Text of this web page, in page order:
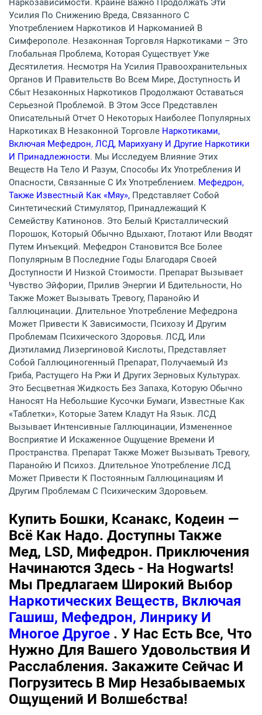
Наркозависимости. Крайне Важно Продолжать Эти
Усилия По Снижению Вреда, Связанного С
Употреблением Наркотиков И Наркоманией В
Симферополе. Незаконная Торговля Наркотиками – Это
Глобальная Проблема, Которая Существует Уже
Десятилетия. Несмотря На Усилия Правоохранительных
Органов И Правительств Во Всем Мире, Доступность И
Сбыт Незаконных Наркотиков Продолжают Оставаться
Серьезной Проблемой. В Этом Эссе Представлен
Описательный Отчет О Некоторых Наиболее Популярных
Наркотиках В Незаконной Торговле Наркотиками,
Включая Мефедрон, ЛСД, Марихуану И Другие Наркотики
И Принадлежности. Мы Исследуем Влияние Этих
Веществ На Тело И Разум, Способы Их Употребления И
Опасности, Связанные С Их Употреблением. Мефедрон,
Также Известный Как «мяу», Представляет Собой
Синтетический Стимулятор, Принадлежащий К
Семейству Катинонов. Это Белый Кристаллический
Порошок, Который Обычно Вдыхают, Глотают Или Вводят
Путем Инъекций. Мефедрон Становится Все Более
Популярным В Последние Годы Благодаря Своей
Доступности И Низкой Стоимости. Препарат Вызывает
Чувство Эйфории, Прилив Энергии И Бдительности, Но
Также Может Вызывать Тревогу, Паранойю И
Галлюцинации. Длительное Употребление Мефедрона
Может Привести К Зависимости, Психозу И Другим
Проблемам Психического Здоровья. ЛСД, Или
Диэтиламид Лизергиновой Кислоты, Представляет
Собой Галлюциногенный Препарат, Получаемый Из
Гриба, Растущего На Ржи И Других Зерновых Культурах.
Это Бесцветная Жидкость Без Запаха, Которую Обычно
Наносят На Небольшие Кусочки Бумаги, Известные Как
«таблетки», Которые Затем Кладут На Язык. ЛСД
Вызывает Интенсивные Галлюцинации, Измененное
Восприятие И Искаженное Ощущение Времени И
Пространства. Препарат Также Может Вызывать Тревогу,
Паранойю И Психоз. Длительное Употребление ЛСД
Может Привести К Постоянным Галлюцинациям И
Другим Проблемам С Психическим Здоровьем.
Купить Бошки, Ксанакс, Кодеин —
Всё Как Надо. Доступны Также
Мед, LSD, Мифедрон. Приключения
Начинаются Здесь - На Hogwarts!
Мы Предлагаем Широкий Выбор
Наркотических Веществ, Включая
Гашиш, Мефедрон, Линрику И
Многое Другое . У Нас Есть Все, Что
Нужно Для Вашего Удовольствия И
Расслабления. Закажите Сейчас И
Погрузитесь В Мир Незабываемых
Ощущений И Волшебства!